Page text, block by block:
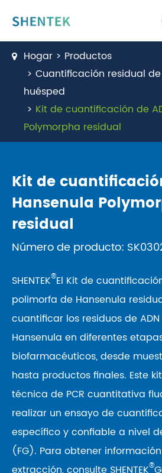
Hogar
Productos
Cuantificación residual
huésped
Kit de cuantificación de
Polymorpha residual
Kit de
Hansenula
residual
Número de producto:
SHENTEK®El Kit de
polimorfa de Hansenula
cuantificar los residuos de
Hansenula en diferentes
biofarmacéuticos, desde
hasta productos finales. Este
técnica de PCR cuantitativa
realizar un ensayo de
específico y confiable a nivel
(FG). Para obtener
®